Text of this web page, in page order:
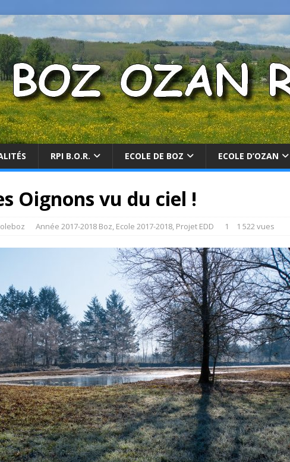
RPI B.O.R. ECOLE DE BOZ ECOLE D’OZAN
Oignons vu du ciel !
Année 2017-2018 Boz, Ecole 2017-2018, Projet EDD 1 1 522 vues